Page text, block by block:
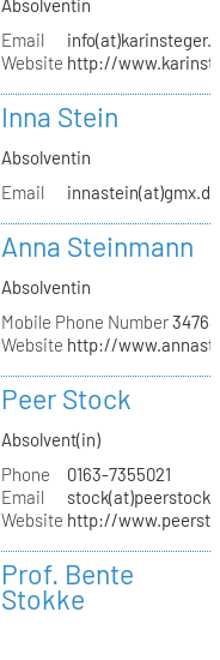
Email
Website http://
Inna Stein
Absolventin
Email
innastein(at)gmx.de
Anna Steinmann
Absolventin
Mobile Phone Number
Website http://
Peer Stock
Absolvent(in)
Phone
0163-7355021
Email
Website http://
Prof. Bente
Stokke